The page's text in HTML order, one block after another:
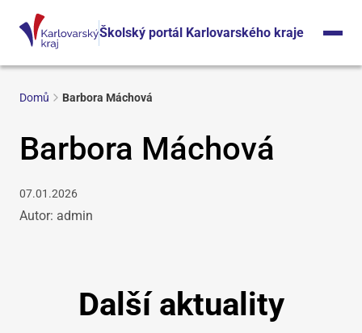
Školský portál Karlovarského kraje
Domů Barbora Máchová
Barbora Máchová
07.01.2026
Autor: admin
Další aktuality